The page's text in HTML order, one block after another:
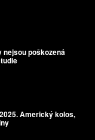
nejsou poškozená
Americký kolos,